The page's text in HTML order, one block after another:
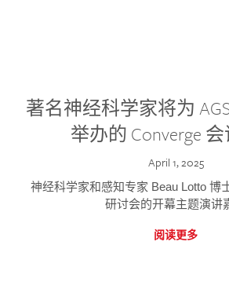
著名神经科学家将为
举办的 Converge
April 1, 2025
神经科学家和感知专家 Beau Lotto 博
研讨会的开幕主题演讲
阅读更多